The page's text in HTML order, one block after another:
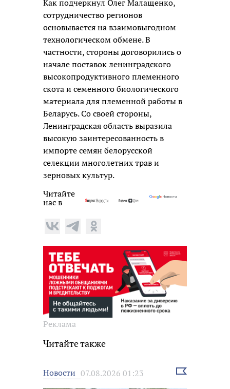
Как подчеркнул Олег Малащенко,
сотрудничество регионов
основывается на взаимовыгодном
технологическом обмене. В
частности, стороны договорились о
начале поставок ленинградского
высокопродуктивного племенного
скота и семенного биологического
материала для племенной работы в
Беларусь. Со своей стороны,
Ленинградская область выразила
высокую заинтересованность в
импорте семян белорусской
селекции многолетних трав и
зерновых культур.
Читайте
нас в
Реклама
Читайте также
Новости 07.08.2026 01:23
Выбрать